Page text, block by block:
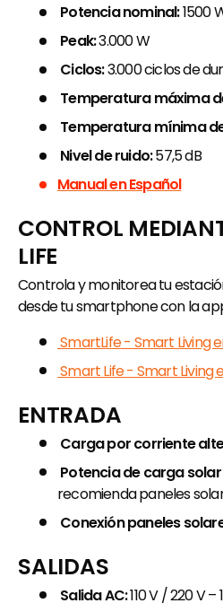
Potencia nominal:1500
Peak:3.000 W
Ciclos:3.000 ciclos de
Temperatura máxima
Temperatura mínima
Nivel de ruido:57,5 dB
Manual en Español
CONTROL
LIFE
Controla y monitorea tu
desde tu smartphone con la
SmartLife - Smart Living
Smart Life - Smart Living
ENTRADA
Carga por corriente
Potencia de carga solar
recomienda paneles
Conexión paneles
SALIDAS
Salida AC:110 V / 220 V –